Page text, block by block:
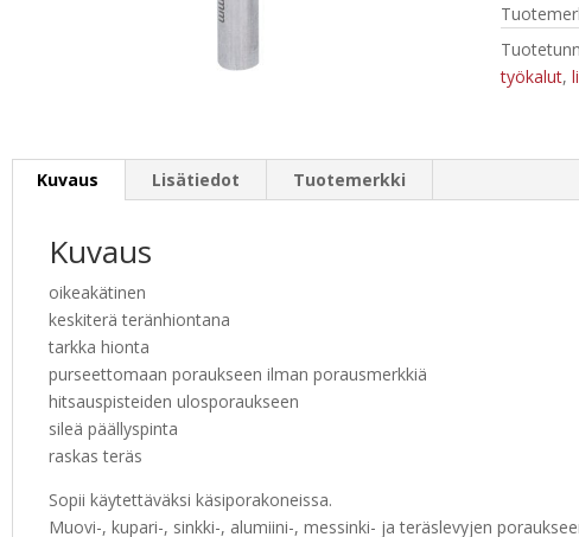
10
mm
määrä
työkalut,
Kuvaus Lisätiedot Tuotemerkki
Kuvaus
oikeakätinen
keskiterä teränhiontana
tarkka hionta
purseettomaan poraukseen ilman porausmerkkiä
hitsauspisteiden ulosporaukseen
sileä päällyspinta
raskas teräs
Sopii käytettäväksi käsiporakoneissa.
Muovi-, kupari-, sinkki-, alumiini-, messinki- ja teräslevyjen